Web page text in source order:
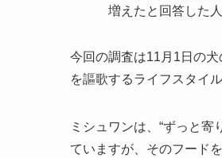
増えたと回答した
今回の調査は11月1日の
を謳歌するライフスタイ
ミシュワンは、“ずっと
ていますが、そのフード